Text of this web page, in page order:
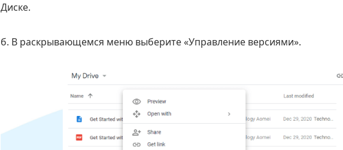
Диске.
б. В раскрывающемся меню выберите «Управление версиями».